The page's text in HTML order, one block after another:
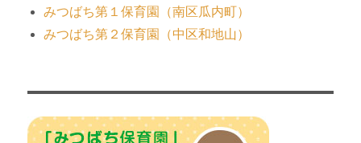
みつばち第１保育園（南区瓜内町）
みつばち第２保育園（中区和地山）